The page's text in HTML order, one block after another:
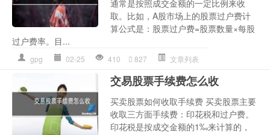
通常是按照成交金额的一定比例来收
取。比如，A股市场上的股票过户费计
算公式是：股票过户费=股票数量×每股
过户费率。目...
gpg 02-25 410 827 文章列表
交易股票手续费怎么收
买卖股票如何收取手续费 买卖股票主要
收取三方面手续费：印花税和过户费。
印花税是按成交金额的1‰来计算的，